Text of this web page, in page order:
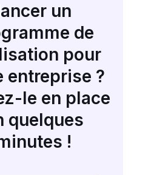
un
de
pour
entreprise ?
le en place
quelques
!